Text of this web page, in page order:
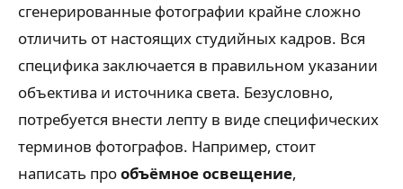
сгенерированные фотографии крайне сложно
отличить от настоящих студийных кадров. Вся
специфика заключается в правильном указании
объектива и источника света. Безусловно,
потребуется внести лепту в виде специфических
терминов фотографов. Например, стоит
написать прообъёмное освещение,